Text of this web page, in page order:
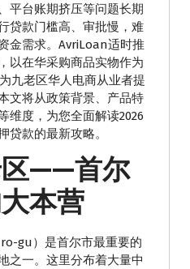
平台账期挤压等问题长期
贷款门槛高、审批慢，难
金需求。AvriLoan适时推
以在华采购商品实物作为
九老区华人电商从业者提
文将从政策背景、产品特
维度，为您全面解读2026
贷款的最新攻略。
区——首尔
本营
gu）是首尔市最重要的
之一。这里分布着大量中